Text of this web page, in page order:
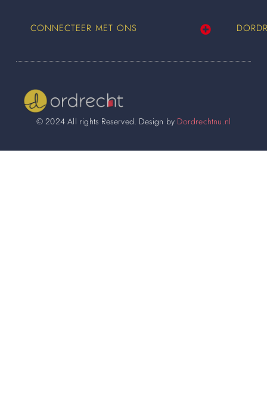
CONNECTEER MET ONS
© 2024 All rights Reserved. Design by Dordrechtnu.nl